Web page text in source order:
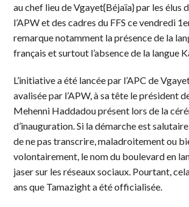
au chef lieu de Vgayet{Béjaïa} par les élus
l’APW et des cadres du FFS ce vendredi
remarque notamment la présence de la
français et surtout l’absence de la langue
L’initiative a été lancée par l’APC de
avalisée par l’APW, à sa tête le président
Mehenni Haddadou présent lors de la
d’inauguration. Si la démarche est
de ne pas transcrire, maladroitement ou
volontairement, le nom du boulevard en
jaser sur les réseaux sociaux. Pourtant,
ans que Tamazight a été officialisée.